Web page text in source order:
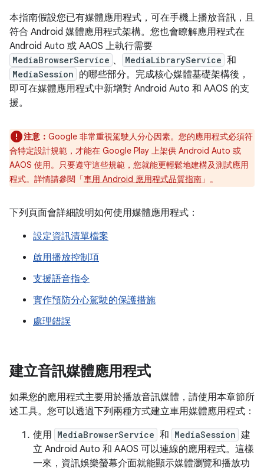
本指南假設您已有媒體應用程式，可在手機上播放音訊，且
符合 Android 媒體應用程式架構。您也會瞭解應用程式在
Android Auto 或 AAOS 上執行需要
MediaBrowserService 、 MediaLibraryService 和
MediaSession 的哪些部分。完成核心媒體基礎架構後，
即可在媒體應用程式中新增對 Android Auto 和 AAOS 的支
援。
注意： Google 非常重視駕駛人分心因素。您的應用程式必須符
合特定設計規範，才能在 Google Play 上架供 Android Auto 或
AAOS 使用。只要遵守這些規範，您就能更輕鬆地建構及測試應用
程式。詳情請參閱「車用 Android 應用程式品質指南 」。
下列頁面會詳細說明如何使用媒體應用程式：
設定資訊清單檔案
啟用播放控制項
支援語音指令
實作預防分心駕駛的保護措施
處理錯誤
建立音訊媒體應用程式
如果您的應用程式主要用於播放音訊媒體，請使用本章節所
述工具。您可以透過下列兩種方式建立車用媒體應用程式：
使用 MediaBrowserService 和 MediaSession 建
立 Android Auto 和 AAOS 可以連線的應用程式。這樣
一來，資訊娛樂螢幕介面就能顯示媒體瀏覽和播放功